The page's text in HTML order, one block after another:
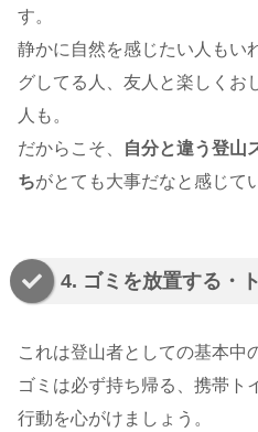
す。
静かに自然を感じたい人もい
グしてる人、友人と楽しくお
人も。
だからこそ、
自分と違う登山
ちがとても大事だなと感じて
4. ゴミを放置する・
これは登山者としての基本中
ゴミは必ず持ち帰る、携帯ト
行動を心がけましょう。